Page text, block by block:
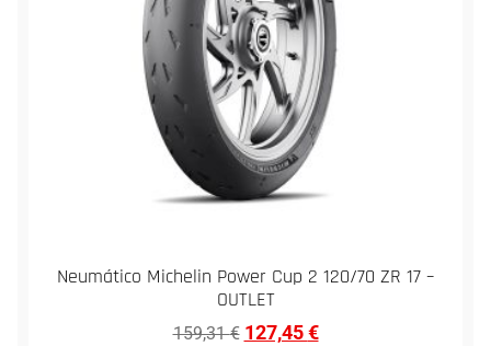
Neumático Michelin Power Cup 2 120/70 ZR 17 –
OUTLET
159,31€ 127,45€